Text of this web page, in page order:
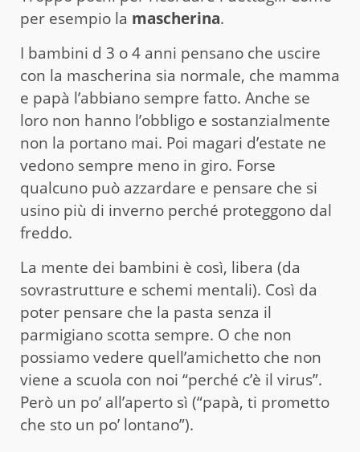
per esempio la mascherina.
I bambini d 3 o 4 anni pensano che uscire
con la mascherina sia normale, che mamma
e papà l’abbiano sempre fatto. Anche se
loro non hanno l’obbligo e sostanzialmente
non la portano mai. Poi magari d’estate ne
vedono sempre meno in giro. Forse
qualcuno può azzardare e pensare che si
usino più di inverno perché proteggono dal
freddo.
La mente dei bambini è così, libera (da
sovrastrutture e schemi mentali). Così da
poter pensare che la pasta senza il
parmigiano scotta sempre. O che non
possiamo vedere quell’amichetto che non
viene a scuola con noi “perché c’è il virus”.
Però un po’ all’aperto sì (“papà, ti prometto
che sto un po’ lontano”).